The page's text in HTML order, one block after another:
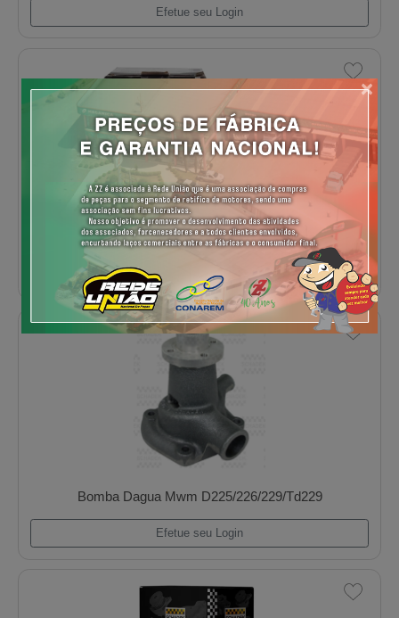
Bomba Dagua Chevrolet 2.0 16v Vectra/
Efetue seu Login
Bomba Dagua Chevrolet S10 2.2 Gasolina
Efetue seu Login
×